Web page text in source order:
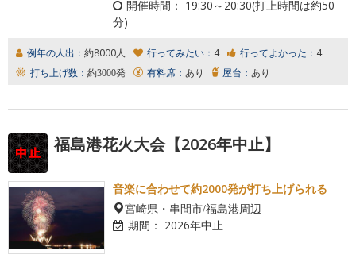
開催時間： 19:30～20:30(打上時間は約50
分)
例年の人出： 約8000人 行ってみたい： 4 行ってよかった： 4
打ち上げ数： 約3000発 有料席： あり 屋台： あり
福島港花火大会【2026年中止】
音楽に合わせて約2000発が打ち上げられる
宮崎県・串間市/福島港周辺
期間： 2026年中止